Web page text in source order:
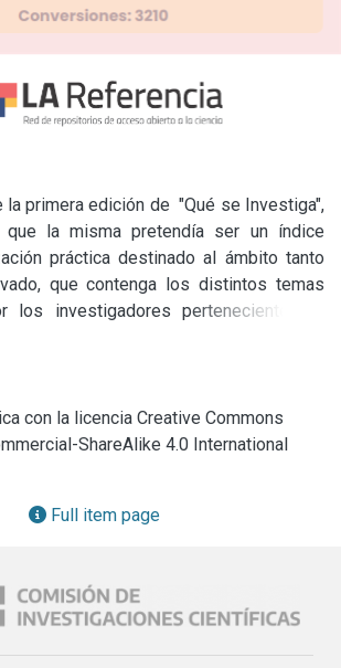
la primera edición de  "Qué se Investiga",
la misma pretendía ser un índice
práctica destinado al ámbito tanto
que contenga los distintos temas
los investigadores pertenecientes al
en la actualidad.
al desconocimiento casi
de la naturaleza de esos temas,
necesidad de intentar un acercamiento
relación entre esos sectores,
se advertirá que la mayoría de los
con la licencia Creative Commons
ShareAlike 4.0 International
Full item page